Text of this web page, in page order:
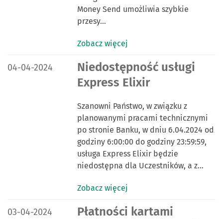
Money Send umożliwia szybkie
przesy…
Zobacz więcej
DATA PUBLIKACJI:
04-04-2024
Niedostępność usługi
Express Elixir
Szanowni Państwo, w związku z
planowanymi pracami technicznymi
po stronie Banku, w dniu 6.04.2024 od
godziny 6:00:00 do godziny 23:59:59,
usługa Express Elixir będzie
niedostępna dla Uczestników, a z…
Zobacz więcej
DATA PUBLIKACJI:
03-04-2024
Płatności kartami